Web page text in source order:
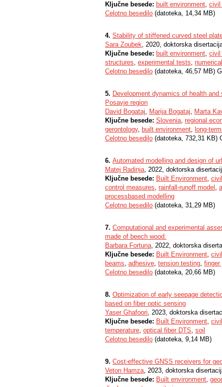
Ključne besede: built environment, civil
Celotno besedilo (datoteka, 14,34 MB)
4. Stability of stiffened curved steel
Sara Zoubek, 2020, doktorska
Ključne besede: built environment, civil
structures, experimental tests,
Celotno besedilo (datoteka, 46,57 MB)
5. Development dynamics of health
Posavje region
David Bogataj, Marija Bogataj, Marta
Ključne besede: Slovenia, regional
gerontology, built environment, long-
Celotno besedilo (datoteka, 732,31 KB)
6. Automated modelling and design of
Matej Radinja, 2022, doktorska
Ključne besede: Built Environment,
control measures, rainfall-runoff model ,
processbased modelling
Celotno besedilo (datoteka, 31,29 MB)
7. Computational and experimental
made of beech wood.
Barbara Fortuna, 2022, doktorska
Ključne besede: Built Environment,
beams, adhesive, tension testing, finger
Celotno besedilo (datoteka, 20,66 MB)
8. Optimization of early seepage
based on fiber optic sensing
Yaser Ghafoori, 2023, doktorska
Ključne besede: Built Environment,
temperature, optical fiber DTS, soil
Celotno besedilo (datoteka, 9,14 MB)
9. Cost-effective GNSS receivers for
Veton Hamza, 2023, doktorska
Ključne besede: Built environment,